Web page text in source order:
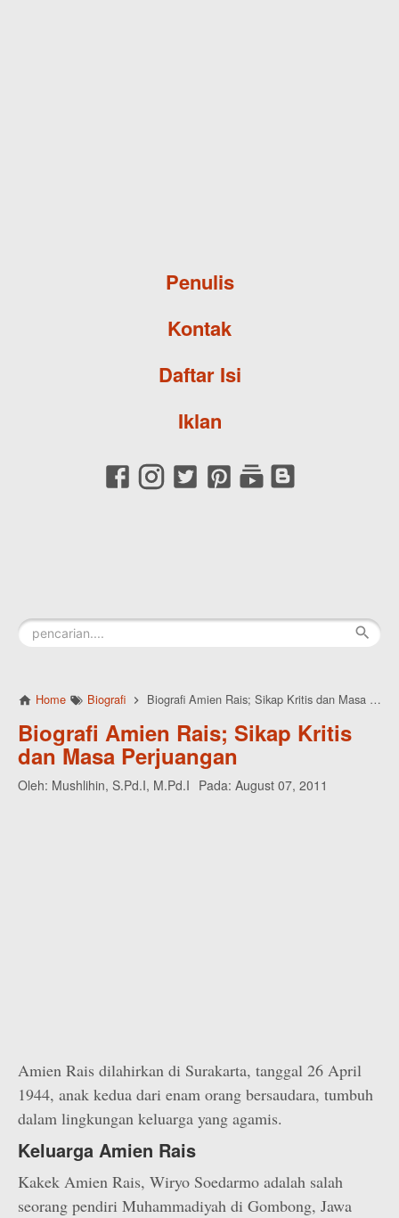
Penulis
Kontak
Daftar Isi
Iklan
Home Biografi Biografi Amien Rais; Sikap Kritis dan Masa Perjuangan
Biografi Amien Rais; Sikap Kritis
dan Masa Perjuangan
Oleh: Mushlihin, S.Pd.I, M.Pd.I Pada: August 07, 2011
Amien Rais dilahirkan di Surakarta, tanggal 26 April
1944, anak kedua dari enam orang bersaudara, tumbuh
dalam lingkungan keluarga yang agamis.
Keluarga Amien Rais
Kakek Amien Rais, Wiryo Soedarmo adalah salah
seorang pendiri Muhammadiyah di Gombong, Jawa